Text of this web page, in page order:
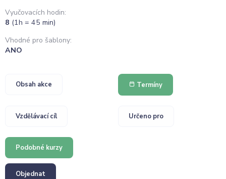
Vyučovacích hodin:
8 (1h = 45 min)
Vhodné pro šablony:
ANO
Obsah akce Termíny
Vzdělávací cíl Určeno pro
Podobné kurzy
Objednat